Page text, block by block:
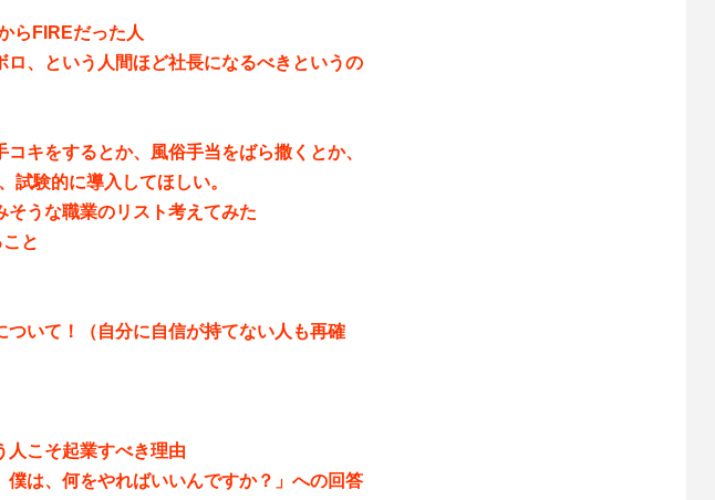
らFIREだった人
、という人間ほど社長になるべきというの
キをするとか、風俗手当をばら撒くとか、
試験的に導入してほしい。
うな職業のリスト考えてみた
と
いて！（自分に自信が持てない人も再確
人こそ起業すべき理由
は、何をやればいいんですか？」への回答